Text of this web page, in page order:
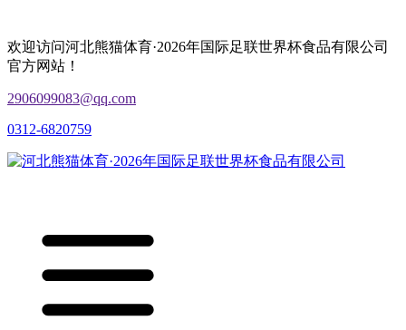
欢迎访问河北熊猫体育·2026年国际足联世界杯食品有限公司
官方网站！
2906099083@qq.com
0312-6820759